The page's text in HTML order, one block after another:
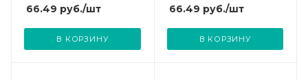
66.49 руб./шт
В КОРЗИНУ
66.49 руб./шт
В КОРЗИНУ